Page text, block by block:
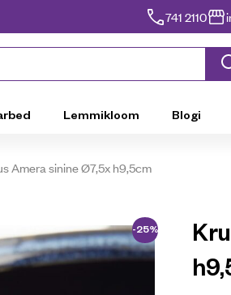
741 2110
Lemmikloom Blogi
Amera sinine Ø7,5x h9,5cm
-25%